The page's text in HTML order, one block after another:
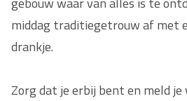
middag traditiegetrouw af met
drankje.
Zorg dat je erbij bent en meld je